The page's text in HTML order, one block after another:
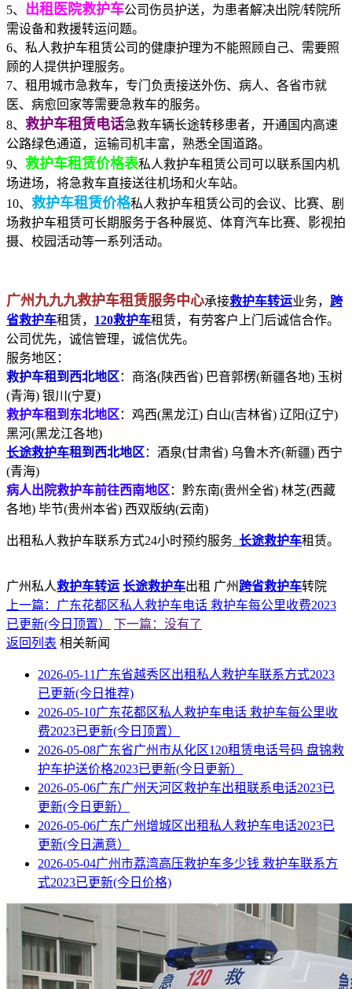
5、 出租医院救护车公司伤员护送，为患者解决出院/转院所
需设备和救援转运问题。
6、私人救护车租赁公司的健康护理为不能照顾自己、需要照
顾的人提供护理服务。
7、租用城市急救车，专门负责接送外伤、病人、各省市就
医、病愈回家等需要急救车的服务。
8、 救护车租赁电话急救车辆长途转移患者，开通国内高速
公路绿色通道，运输司机丰富，熟悉全国道路。
9、 救护车租赁价格表私人救护车租赁公司可以联系国内机
场进场，将急救车直接送往机场和火车站。
10、 救护车租赁价格私人救护车租赁公司的会议、比赛、剧
场救护车租赁可长期服务于各种展览、体育汽车比赛、影视拍
摄、校园活动等一系列活动。
广州九九九救护车租赁服务中心承接救护车转运业务， 跨
省救护车租赁， 120救护车租赁，有劳客户上门后诚信合作。
公司优先，诚信管理，诚信优先。
服务地区：
救护车租到西北地区 ：商洛(陕西省) 巴音郭楞(新疆各地) 玉树
(青海) 银川(宁夏)
救护车租到东北地区 ：鸡西(黑龙江) 白山(吉林省) 辽阳(辽宁)
黑河(黑龙江各地)
长途救护车租到西北地区 ：酒泉(甘肃省) 乌鲁木齐(新疆) 西宁
(青海)
病人出院救护车前往西南地区 ：黔东南(贵州全省) 林芝(西藏
各地) 毕节(贵州本省) 西双版纳(云南)
出租私人救护车联系方式24小时预约服务_ 长途救护车租赁。
广州私人救护车转运 长途救护车出租 广州 跨省救护车转院
上一篇：广东花都区私人救护车电话 救护车每公里收费2023
已更新(今日顶置）
下一篇：没有了
返回列表 相关新闻
2026-05-11 广东省越秀区出租私人救护车联系方式2023
已更新(今日推荐)
2026-05-10广东花都区私人救护车电话 救护车每公里收
费2023已更新(今日顶置）
2026-05-08广东省广州市从化区120租赁电话号码 盘锦救
护车护送价格2023已更新(今日更新）
2026-05-06广东广州天河区救护车出租联系电话2023已
更新(今日更新）
2026-05-06广东广州增城区出租私人救护车电话2023已
更新(今日满意）
2026-05-04广州市荔湾高压救护车多少钱 救护车联系方
式2023已更新(今日价格)